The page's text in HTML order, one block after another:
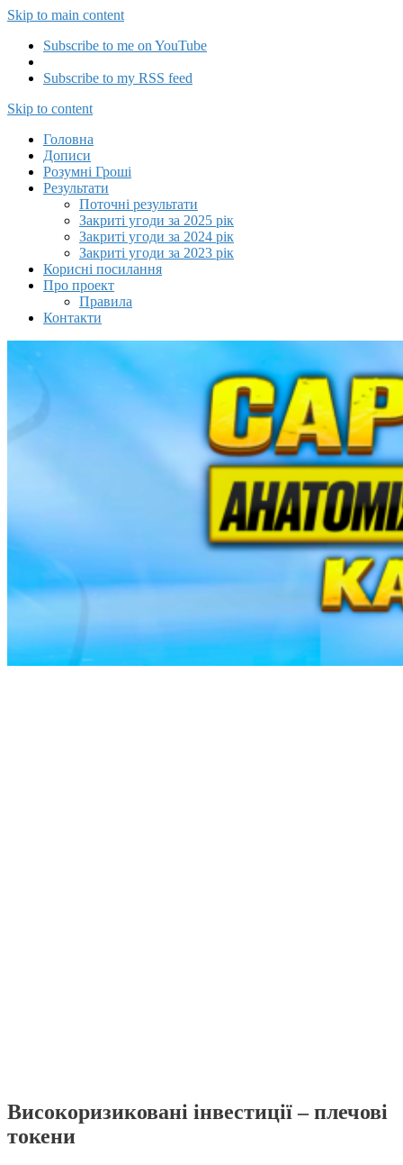
Skip to main content
Subscribe to me on YouTube
Subscribe to my RSS feed
Capitalizator UA
Skip to content
Головна
Дописи
Розумні Гроші
Результати
Поточні результати
Закриті угоди за 2025 рік
Закриті угоди за 2024 рік
Закриті угоди за 2023 рік
Корисні посилання
Про проект
Правила
Контакти
Високоризиковані інвестиції – плечові
токени